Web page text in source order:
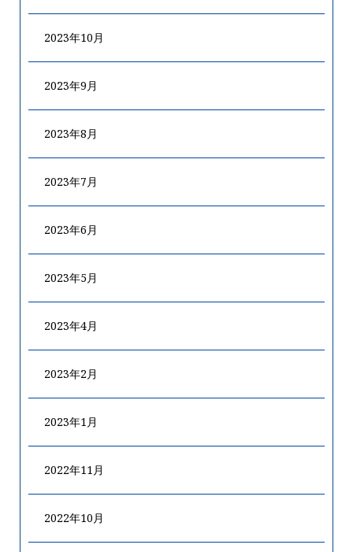
2023年10月
2023年9月
2023年8月
2023年7月
2023年6月
2023年5月
2023年4月
2023年2月
2023年1月
2022年11月
2022年10月